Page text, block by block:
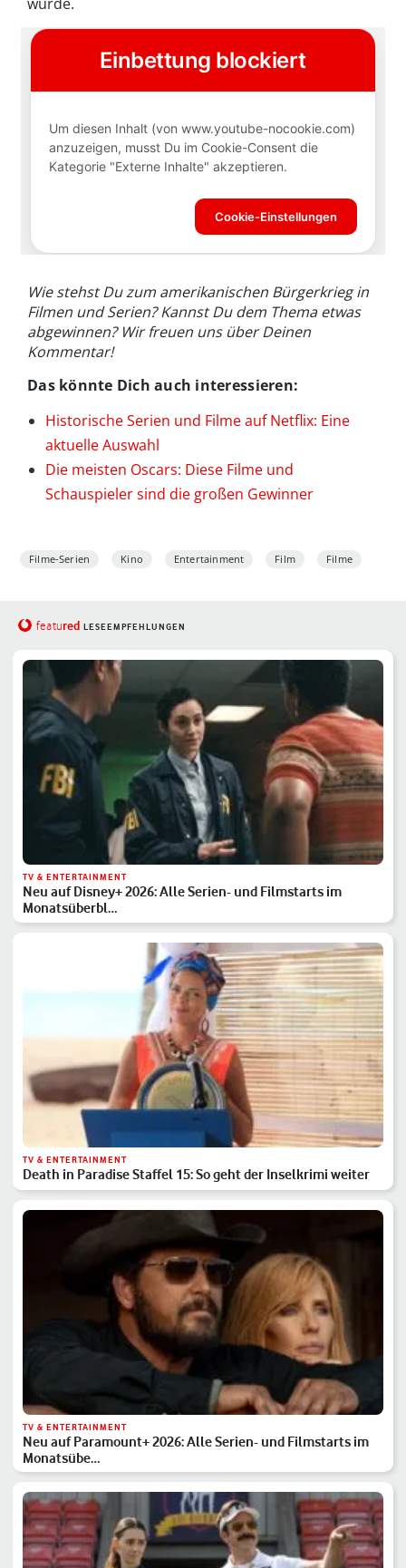
Wie stehst Du zum amerikanischen Bürgerkrieg in
Filmen und Serien? Kannst Du dem Thema etwas
abgewinnen? Wir freuen uns über Deinen
Kommentar!
Das könnte Dich auch interessieren:
Historische Serien und Filme auf Netflix: Eine
aktuelle Auswahl
Die meisten Oscars: Diese Filme und
Schauspieler sind die großen Gewinner
Filme-Serien Kino Entertainment Film Filme
featured LESEEMPFEHLUNGEN
TV & ENTERTAINMENT
Neu auf Disney+ 2026: Alle Serien- und Filmstarts im
Monatsüberbl…
TV & ENTERTAINMENT
Death in Paradise Staffel 15: So geht der Inselkrimi weiter
TV & ENTERTAINMENT
Neu auf Paramount+ 2026: Alle Serien- und Filmstarts im
Monatsübe…